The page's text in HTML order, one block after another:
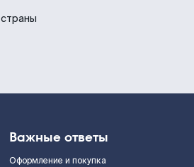
Важные ответы
Оформление и покупка